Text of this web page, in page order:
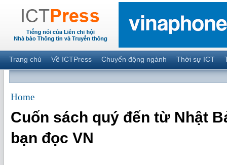
Trang chủ Về ICTPress Chuyển động ngành Thời sự ICT
Home
Cuốn sách quý đến từ Nhật
bạn đọc VN